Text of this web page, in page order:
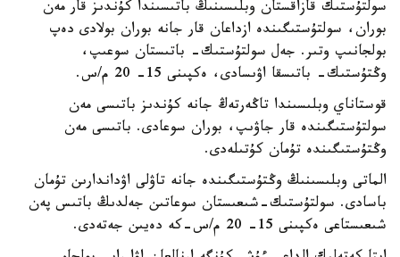
سولتۇستىك قازاقستان وبلىسىنىڭ باتىسىندا كۇندىز قار مەن
بوران، سولتۇستىگىندە ازداعان قار جانە بوران بولادى دەپ
بولجانىپ وتىر. جەل سولتۇستىك- باتىستان سوعىپ،
وڭتۇستىك- باتىسقا اۋىسادى، ەكپىنى 15- 20 م/س.
قوستاناي وبلىسىندا تاڭەرتەڭ جانە كۇندىز باتىسى مەن
سولتۇستىگىندە قار جاۋىپ، بوران سوعادى. باتىسى مەن
وڭتۇستىگىندە تۇمان كۇتىلەدى.
الماتى وبلىسىنىڭ وڭتۇستىگىندە جانە تاۋلى اۋداندارىن تۇمان
باسادى. سولتۇستىك-شىعىستان سوعاتىن جەلدىڭ باتىس پەن
شىعىستاعى ەكپىنى 15- 20 م/س-كە دەيىن جەتەدى.